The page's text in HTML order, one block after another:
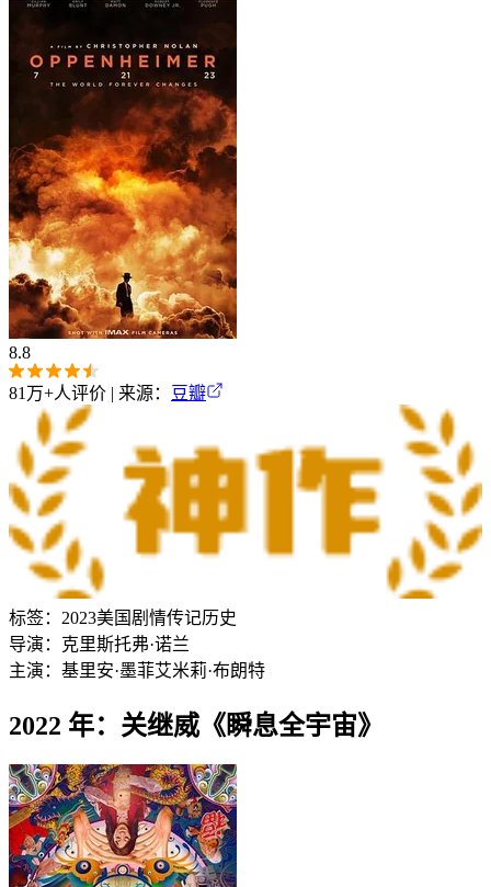
8.8
81万+人评价 | 来源： 豆瓣
标签： 2023美国 剧情传记历史
导演： 克里斯托弗·诺兰
主演： 基里安·墨菲艾米莉·布朗特
2022 年：关继威《瞬息全宇宙》